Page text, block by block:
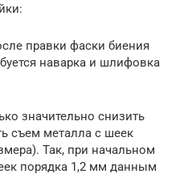
правки фаски биения
наварка и шлифовка
значительно снизить
съем металла с шеек
Так, при начальном
порядка 1,2 мм данным